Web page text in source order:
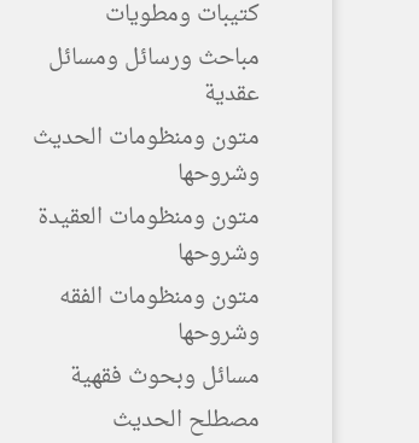
كتيبات ومطويات
مباحث ورسائل ومسائل
عقدية
متون ومنظومات الحديث
وشروحها
متون ومنظومات العقيدة
وشروحها
متون ومنظومات الفقه
وشروحها
مسائل وبحوث فقهية
مصطلح الحديث